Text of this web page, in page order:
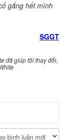
gắng hết mình
SGGT
đã giúp tôi thay đổi,